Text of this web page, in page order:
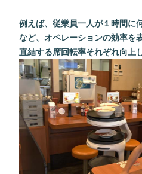
例えば、従業員一人が１時間に
など、オペレーションの効率を
直結する席回転率それぞれ向上